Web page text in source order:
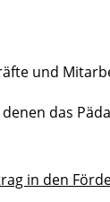
und
das
in den